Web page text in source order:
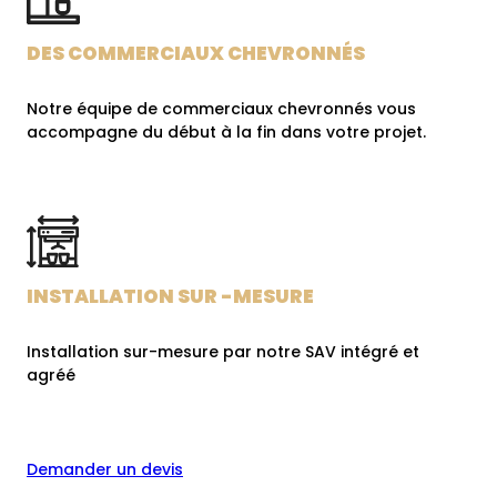
DES COMMERCIAUX CHEVRONNÉS
Notre équipe de commerciaux chevronnés vous
accompagne du début à la fin dans votre projet.
INSTALLATION SUR -MESURE
Installation sur-mesure par notre SAV intégré et
agréé
Demander un devis